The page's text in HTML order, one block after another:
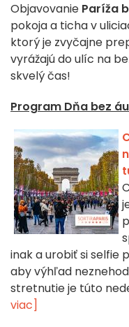
Objavovanie Paríža
pokoja a ticha v
ktorý je zvyčajne
vyrážajú do ulíc na
skvelý čas!
Program Dňa bez
inak a urobiť si selfie
aby výhľad
stretnutie je túto
viac]